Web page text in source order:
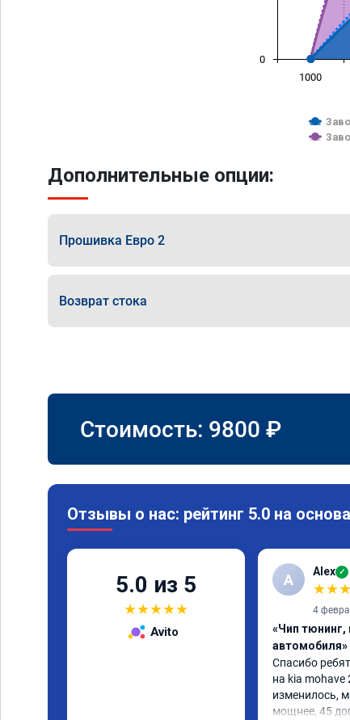
1000
0
Дополнительные опции:
Прошивка Евро 2
Возврат стока
Стоимость: 9800 ₽
Отзывы о нас: рейтинг 5.0 на
5.0 из 5
★★★★★
Avito
A Alex ✓
★★★
4
«Чип тюнинг,
автомобиля»
Спасибо
на kia mohave
изменилось,
мощнее, 45